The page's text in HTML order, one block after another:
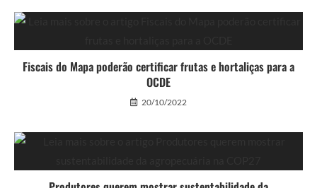
Fiscais do Mapa poderão certificar frutas e hortaliças para a
OCDE
20/10/2022